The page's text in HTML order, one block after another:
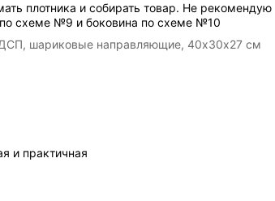
плотника и собирать товар. Не рекомендую
по схеме №9 и боковина по схеме №10
шариковые направляющие, 40х30х27 см
и практичная